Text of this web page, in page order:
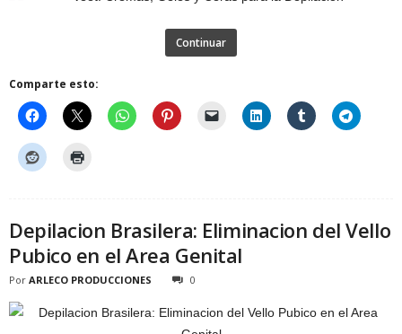
Continuar
Comparte esto:
Depilacion Brasilera: Eliminacion del Vello
Pubico en el Area Genital
Por ARLECO PRODUCCIONES 0